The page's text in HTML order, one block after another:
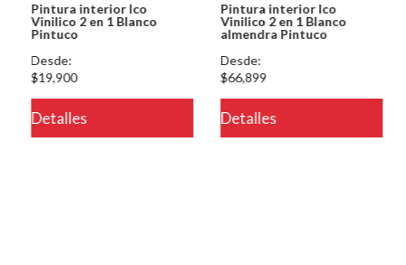
Pintura interior Ico
Vinilico 2 en 1 Blanco
Pintuco
Desde:
$19,900
Detalles
Pintura interior Ico
Vinilico 2 en 1 Blanco
almendra Pintuco
Desde:
$66,899
Detalles